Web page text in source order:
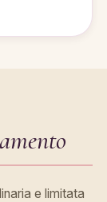
e limitata